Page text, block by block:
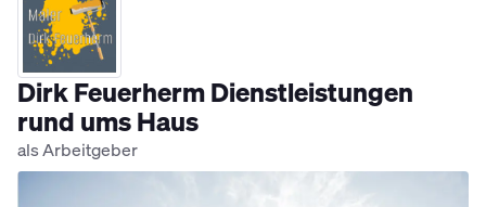
Dirk Feuerherm Dienstleistungen
rund ums Haus
als Arbeitgeber